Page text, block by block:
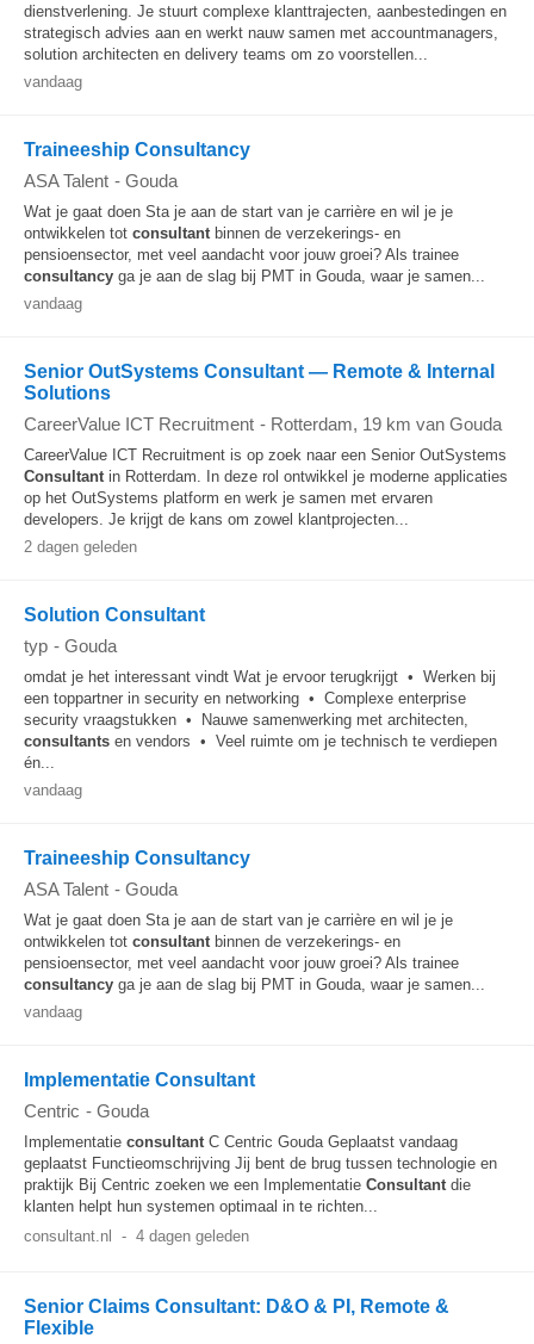
dienstverlening. Je stuurt complexe klanttrajecten, aanbestedingen en
strategisch advies aan en werkt nauw samen met accountmanagers,
solution architecten en delivery teams om zo voorstellen...
vandaag
Traineeship Consultancy
ASA Talent - Gouda
Wat je gaat doen Sta je aan de start van je carrière en wil je je
ontwikkelen tot consultantbinnen de verzekerings- en
pensioensector, met veel aandacht voor jouw groei? Als trainee
consultancy ga je aan de slag bij PMT in Gouda, waar je samen...
vandaag
Senior OutSystems Consultant — Remote & Internal
Solutions
CareerValue ICT Recruitment - Rotterdam, 19 km van Gouda
CareerValue ICT Recruitment is op zoek naar een Senior OutSystems
Consultantin Rotterdam. In deze rol ontwikkel je moderne applicaties
op het OutSystems platform en werk je samen met ervaren
developers. Je krijgt de kans om zowel klantprojecten...
2 dagen geleden
Solution Consultant
typ - Gouda
omdat je het interessant vindt Wat je ervoor terugkrijgt • Werken bij
een toppartner in security en networking • Complexe enterprise
security vraagstukken • Nauwe samenwerking met architecten,
consultants en vendors • Veel ruimte om je technisch te verdiepen
én...
vandaag
Traineeship Consultancy
ASA Talent - Gouda
Wat je gaat doen Sta je aan de start van je carrière en wil je je
ontwikkelen tot consultantbinnen de verzekerings- en
pensioensector, met veel aandacht voor jouw groei? Als trainee
consultancy ga je aan de slag bij PMT in Gouda, waar je samen...
vandaag
Implementatie Consultant
Centric - Gouda
Implementatie consultantC Centric Gouda Geplaatst vandaag
geplaatst Functieomschrijving Jij bent de brug tussen technologie en
praktijk Bij Centric zoeken we een Implementatie Consultantdie
klanten helpt hun systemen optimaal in te richten...
consultant.nl
- 4 dagen geleden
Senior Claims Consultant: D&O & PI, Remote &
Flexible